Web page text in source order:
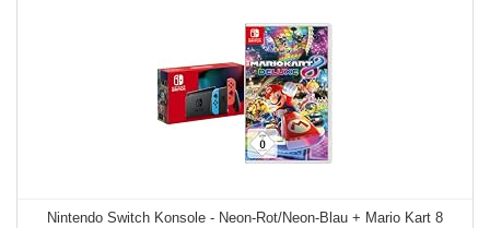
Nintendo Switch Konsole - Neon-Rot/Neon-Blau + Mario Kart 8